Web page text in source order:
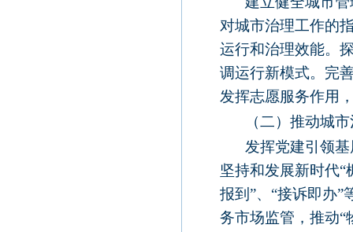
对城市治理工作的
运行和治理效能。
调运行新模式。完
发挥志愿服务作用
（二）推动城
发挥党建引领
坚持和发展新时代
报到”、“接诉即办
务市场监管，推动“